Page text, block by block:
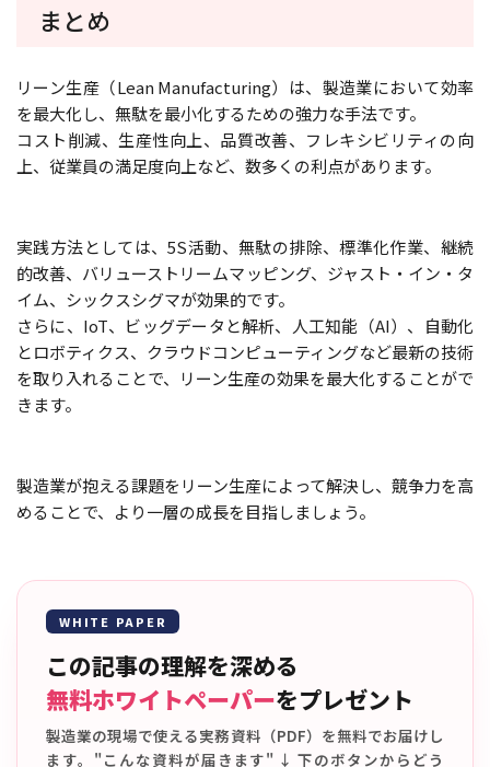
まとめ
リーン生産（Lean Manufacturing）は、製造業において効率
を最大化し、無駄を最小化するための強力な手法です。
コスト削減、生産性向上、品質改善、フレキシビリティの向
上、従業員の満足度向上など、数多くの利点があります。
実践方法としては、5S活動、無駄の排除、標準化作業、継続
的改善、バリューストリームマッピング、ジャスト・イン・タ
イム、シックスシグマが効果的です。
さらに、IoT、ビッグデータと解析、人工知能（AI）、自動化
とロボティクス、クラウドコンピューティングなど最新の技術
を取り入れることで、リーン生産の効果を最大化することがで
きます。
製造業が抱える課題をリーン生産によって解決し、競争力を高
めることで、より一層の成長を目指しましょう。
WHITE PAPER
この記事の理解を深める
無料ホワイトペーパーをプレゼント
製造業の現場で使える実務資料（PDF）を無料でお届けし
ます。"こんな資料が届きます" ↓ 下のボタンからどう